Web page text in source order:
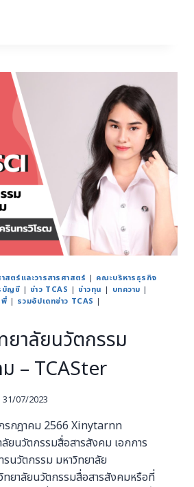
สตร์และวารสารศาสตร์ | คณะบริหารธุรกิจ
บัญชี | ข่าว TCAS |ข่าวทุน | บทความ |
| รวมอัปเดทข่าว TCAS |
ยาลัยนวัตกรรม
– TCASter
31/07/2023
กฎาคม 2566 Xinytarnn
ยนวัตกรรมสื่อสารสังคม เอกการ
รนวัตกรรม มหาวิทยาลัย
ยาลัยนวัตกรรมสื่อสารสังคมหรือที่